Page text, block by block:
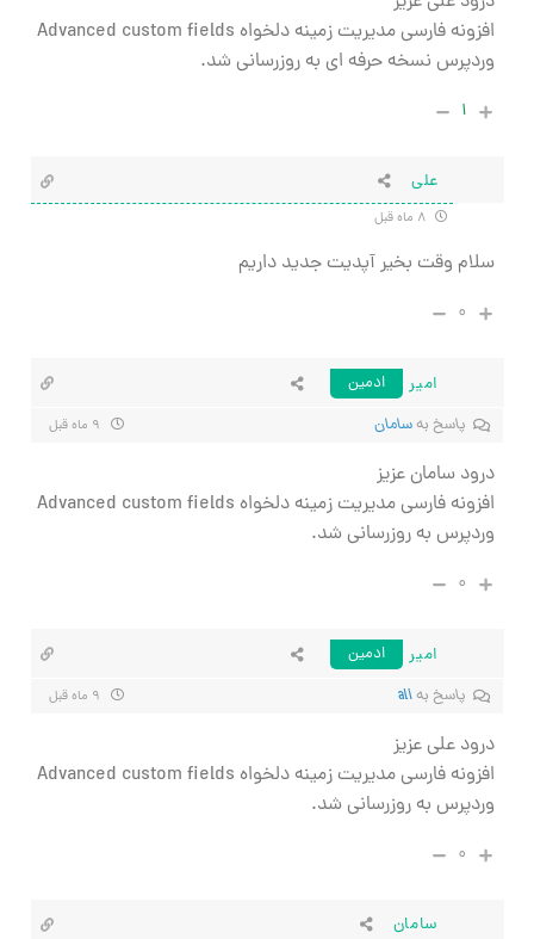
افزونه فارسی مدیریت زمینه دلخواه Advanced custom fields
وردپرس نسخه حرفه ای به روزرسانی شد.
۱
علی
سلام وقت بخیر آپدیت جدید داریم
۰
امیر
ادمین
پاسخ بهسامان
درود سامان عزیز
افزونه فارسی مدیریت زمینه دلخواه Advanced custom fields
وردپرس به روزرسانی شد.
۰
امیر
ادمین
پاسخ بهali
درود علی عزیز
افزونه فارسی مدیریت زمینه دلخواه Advanced custom fields
وردپرس به روزرسانی شد.
۰
سامان